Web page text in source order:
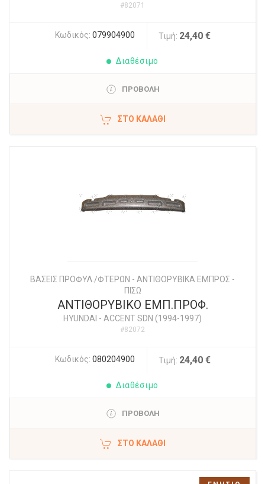
#82071
Κωδικός: 079904900 Τιμή: 24,40 €
Διαθέσιμο
ΠΡΟΒΟΛΗ
ΣΤΟ ΚΑΛΆΘΙ
ΒΑΣΕΙΣ ΠΡΟΦΥΛ./ΦΤΕΡΩΝ - ΑΝΤΙΘΟΡΥΒΙΚΑ ΕΜΠΡΟΣ -
ΠΙΣΩ
ΑΝΤΙΘΟΡΥΒΙΚΟ ΕΜΠ.ΠΡΟΦ.
HYUNDAI - ACCENT SDN (1994-1997)
#82072
Κωδικός: 080204900 Τιμή: 24,40 €
Διαθέσιμο
ΠΡΟΒΟΛΗ
ΣΤΟ ΚΑΛΆΘΙ